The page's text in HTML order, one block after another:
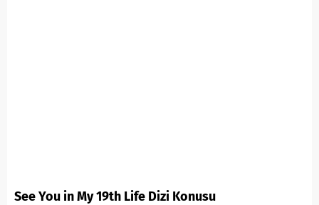
See You in My 19th Life Dizi Konusu